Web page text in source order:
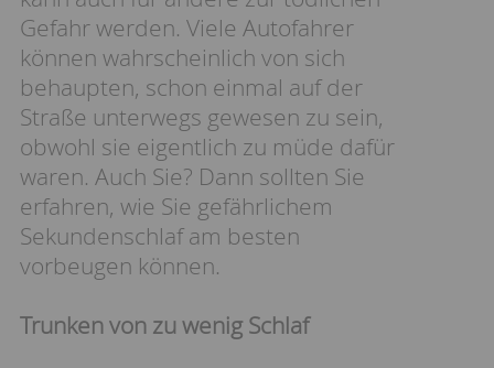
Gefahr werden. Viele Autofahrer
können wahrscheinlich von sich
behaupten, schon einmal auf der
Straße unterwegs gewesen zu sein,
obwohl sie eigentlich zu müde dafür
waren. Auch Sie? Dann sollten Sie
erfahren, wie Sie gefährlichem
Sekundenschlaf am besten
vorbeugen können.
Trunken von zu wenig Schlaf